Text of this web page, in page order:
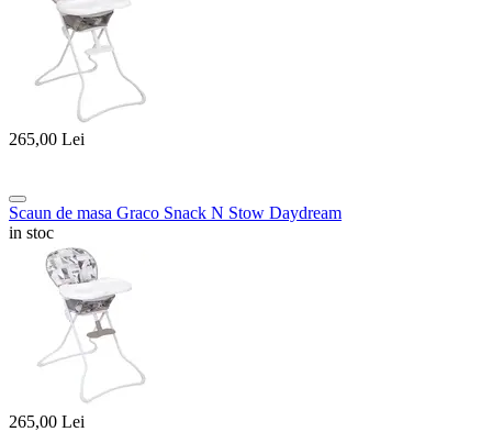
265,00 Lei
Scaun de masa Graco Snack N Stow Daydream
in stoc
265,00 Lei